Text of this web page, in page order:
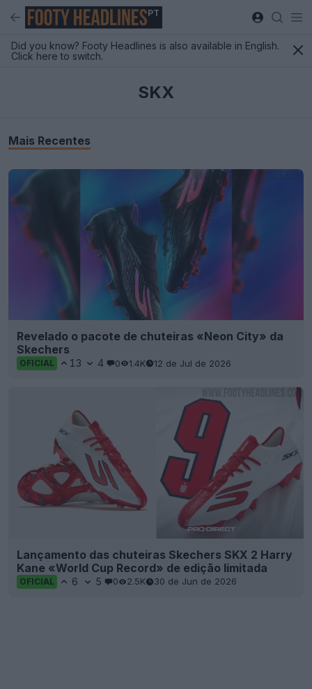
PT
Did you know? Footy Headlines is also available in English.
Click here to switch.
SKX
Mais Recentes
Revelado o pacote de chuteiras «Neon City» da
Skechers
OFICIAL 13 4 0 1.4K 12 de Jul de 2026
Lançamento das chuteiras Skechers SKX 2 Harry
Kane «World Cup Record» de edição limitada
OFICIAL 6 5 0 2.5K 30 de Jun de 2026